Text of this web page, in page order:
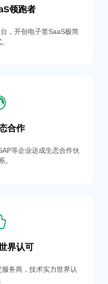
领跑者
，开创电子签SaaS极简
合作
等企业达成生态合作伙
。
界认可
务商，技术实力世界认